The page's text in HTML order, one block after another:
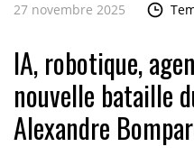
27 novembre 2025
IA, robotique,
nouvelle bataille
Alexandre